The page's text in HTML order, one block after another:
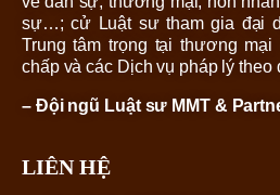
sự…; cử Luật sư tham gia đại
Trung tâm trọng tại thương
chấp và các Dịch vụ pháp lý theo
– Đội ngũ Luật sư MMT &
LIÊN HỆ